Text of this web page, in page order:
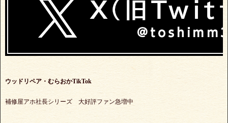
ウッドリペア・むらおかTikTok
補修屋アホ社長シリーズ 大好評ファン急増中